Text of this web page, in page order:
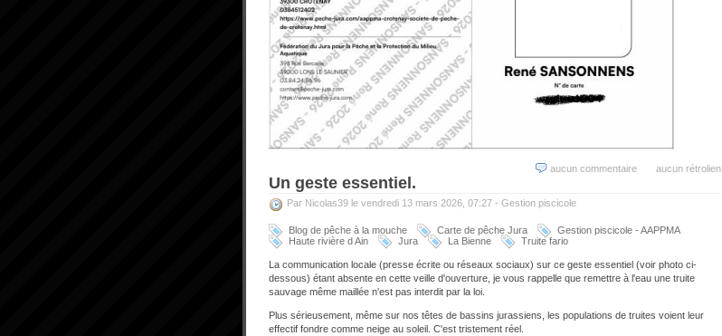
aucun commentaire aucun rétrolien
Un geste essentiel.
Par Nicolas39 le vendredi 13 mars 2026, 07:27 - Gestion piscicole
Blog de pêche à la mouche Carte de pêche Jura
Gestion piscicole - AAPPMA
Haute rivière d Ain
Jura La Bienne Truite fario
La communication locale (presse écrite ou réseaux sociaux) sur ce geste essentiel (voir photo ci-
dessous) étant absente en cette veille d'ouverture, je vous rappelle que remettre à l'eau une truite
sauvage même maillée n'est pas interdit par la loi.
Plus sérieusement, même sur nos têtes de bassins jurassiens, les populations de truites voient leur
effectif fondre comme neige au soleil. C'est tristement réel.